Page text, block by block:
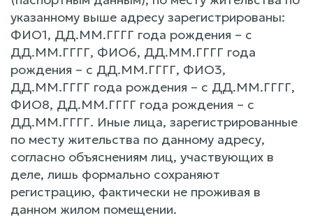
указанному выше адресу зарегистрированы:
ФИО1, ДД.ММ.ГГГГ года рождения – с
ДД.ММ.ГГГГ, ФИО6, ДД.ММ.ГГГГ года
рождения – с ДД.ММ.ГГГГ, ФИО3,
ДД.ММ.ГГГГ года рождения – с ДД.ММ.ГГГГ,
ФИО8, ДД.ММ.ГГГГ года рождения – с
ДД.ММ.ГГГГ. Иные лица, зарегистрированные
по месту жительства по данному адресу,
согласно объяснениям лиц, участвующих в
деле, лишь формально сохраняют
регистрацию, фактически не проживая в
данном жилом помещении.